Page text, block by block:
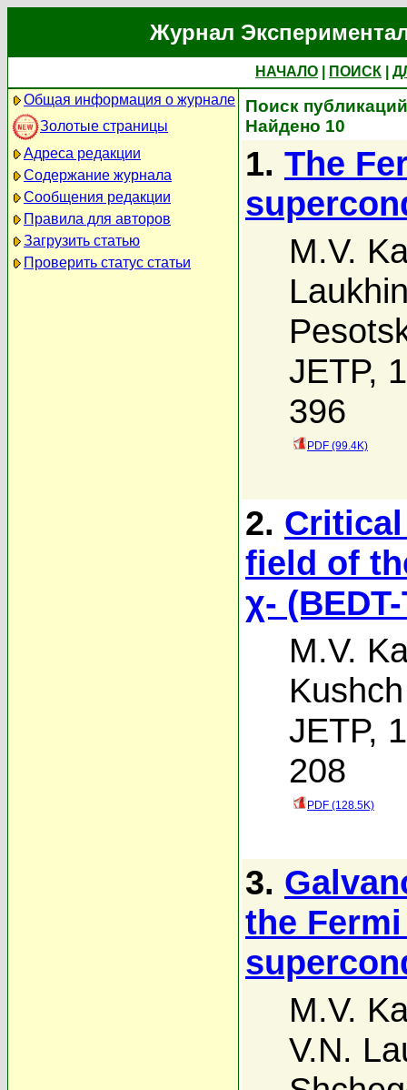
Журнал
НАЧАЛО ПОИСК
Общая информация о журнале
Золотые страницы
Адреса редакции
Содержание журнала
Сообщения редакции
Правила для авторов
Загрузить статью
Проверить статус статьи
Поиск
Найдено 10
1. The
M.V.
JETP,
396
PDF (99.4K)
2.
field of
χ-
M.V.
Kushch
JETP,
208
PDF (128.5K)
3.
the
M.V.
V.N.